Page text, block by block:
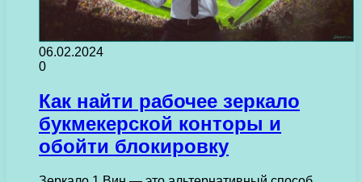
06.02.2024
0
Как найти рабочее зеркало
букмекерской конторы и
обойти блокировку